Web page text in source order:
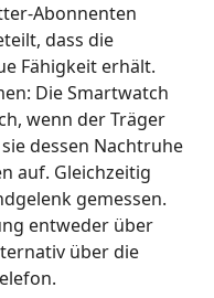
Abonnenten
dass die
Fähigkeit erhält.
Die Smartwatch
wenn der Träger
dessen Nachtruhe
auf. Gleichzeitig
gemessen.
entweder über
über die